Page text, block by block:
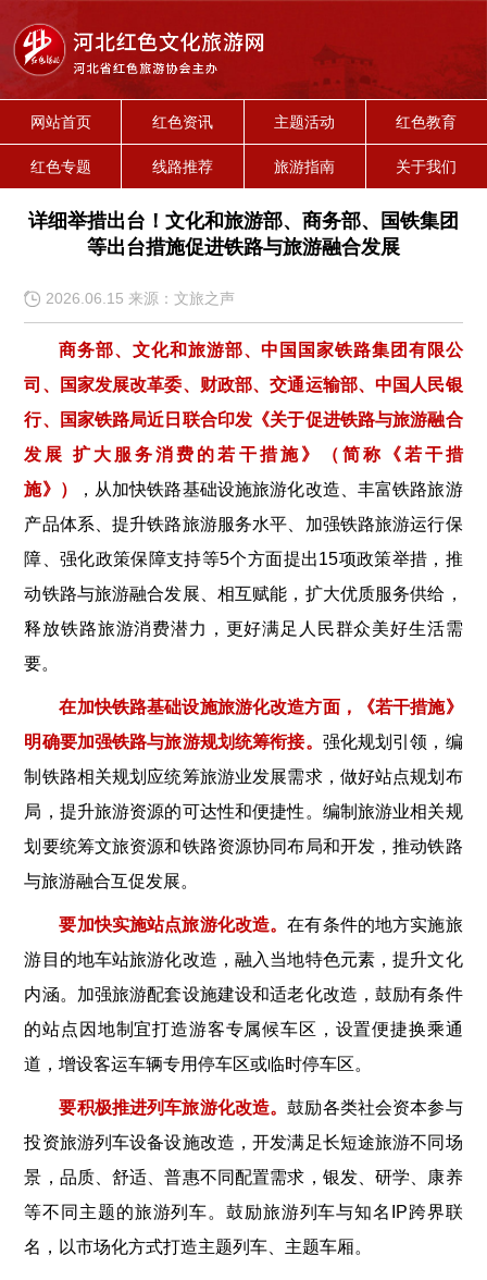
网站首页 红色资讯 主题活动 红色教育
红色专题 线路推荐 旅游指南 关于我们
详细举措出台！文化和旅游部、商务部、国铁集团
等出台措施促进铁路与旅游融合发展
2026.06.15 来源：文旅之声
商务部、文化和旅游部、中国国家铁路集团有限公
司、国家发展改革委、财政部、交通运输部、中国人民银
行、国家铁路局近日联合印发《关于促进铁路与旅游融合
发展 扩大服务消费的若干措施》（简称《若干措
施》）
，从加快铁路基础设施旅游化改造、丰富铁路旅游
产品体系、提升铁路旅游服务水平、加强铁路旅游运行保
障、强化政策保障支持等5个方面提出15项政策举措，推
动铁路与旅游融合发展、相互赋能，扩大优质服务供给，
释放铁路旅游消费潜力，更好满足人民群众美好生活需
要。
在加快铁路基础设施旅游化改造方面，《若干措施》
明确要加强铁路与旅游规划统筹衔接。 强化规划引领，编
制铁路相关规划应统筹旅游业发展需求，做好站点规划布
局，提升旅游资源的可达性和便捷性。编制旅游业相关规
划要统筹文旅资源和铁路资源协同布局和开发，推动铁路
与旅游融合互促发展。
要加快实施站点旅游化改造。在有条件的地方实施旅
游目的地车站旅游化改造，融入当地特色元素，提升文化
内涵。加强旅游配套设施建设和适老化改造，鼓励有条件
的站点因地制宜打造游客专属候车区，设置便捷换乘通
道，增设客运车辆专用停车区或临时停车区。
要积极推进列车旅游化改造。鼓励各类社会资本参与
投资旅游列车设备设施改造，开发满足长短途旅游不同场
景，品质、舒适、普惠不同配置需求，银发、研学、康养
等不同主题的旅游列车。鼓励旅游列车与知名IP跨界联
名，以市场化方式打造主题列车、主题车厢。